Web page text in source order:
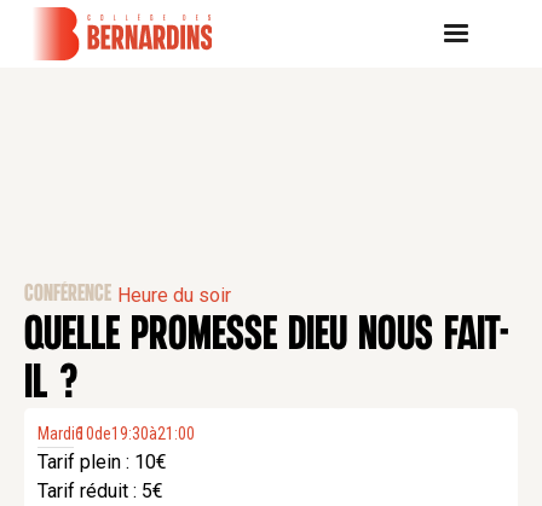
CONFÉRENCE Heure du soir
QUELLE PROMESSE DIEU NOUS FAIT-
IL ?
Mardi6.
10de19:30à21:00
Tarif plein : 10€
Tarif réduit : 5€